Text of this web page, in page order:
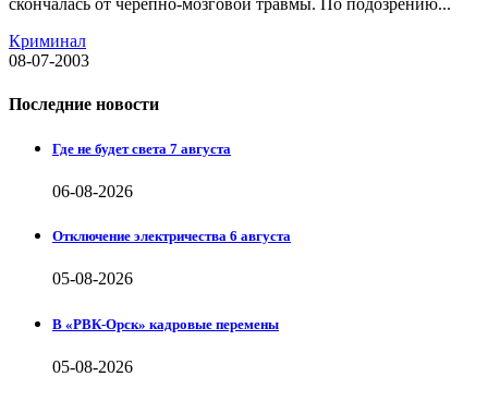
скончалась от черепно-мозговой травмы. По подозрению...
Криминал
08-07-2003
Последние новости
Где не будет света 7 августа
06-08-2026
Отключение электричества 6 августа
05-08-2026
В «РВК-Орск» кадровые перемены
05-08-2026